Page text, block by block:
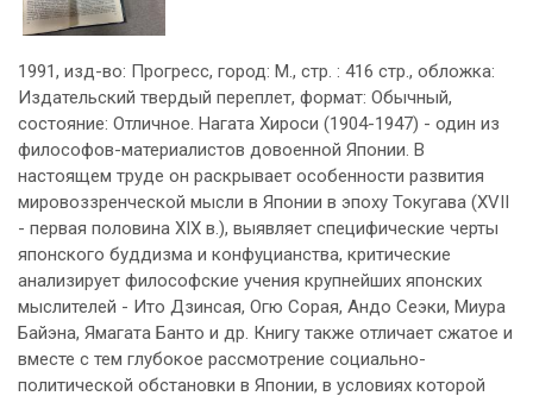
1991, изд-во: Прогресс, город: М., стр. : 416 стр., обложка:
Издательский твердый переплет, формат: Обычный,
состояние: Отличное. Нагата Хироси (1904-1947) - один из
философов-материалистов довоенной Японии. В
настоящем труде он раскрывает особенности развития
мировоззренческой мысли в Японии в эпоху Токугава (XVII
- первая половина XIX в.), выявляет специфические черты
японского буддизма и конфуцианства, критические
анализирует философские учения крупнейших японских
мыслителей - Ито Дзинсая, Огю Сорая, Андо Сеэки, Миура
Байэна, Ямагата Банто и др. Книгу также отличает сжатое и
вместе с тем глубокое рассмотрение социально-
политической обстановки в Японии, в условиях которой